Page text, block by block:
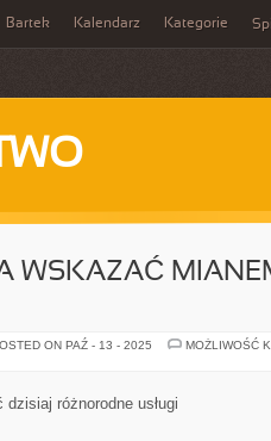
Bartek Kalendarz Kategorie
WSKAZAĆ
ON PAŹ - 13 - 2025
MOŻLIWOŚĆ
różnorodne usługi